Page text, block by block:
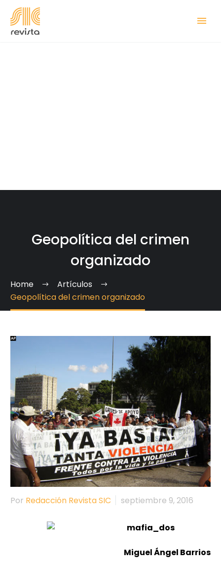
Geopolítica del crimen
organizado
Home
Artículos
Geopolítica del crimen organizado
Por Redacción Revista SIC septiembre 9, 2016
Miguel Ángel Barrios